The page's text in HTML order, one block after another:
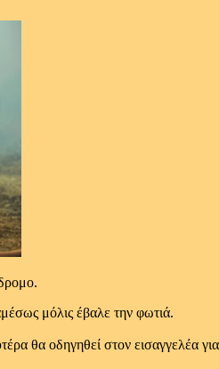
μόλις έβαλε την φωτιά.
θα οδηγηθεί στον εισαγγελέα